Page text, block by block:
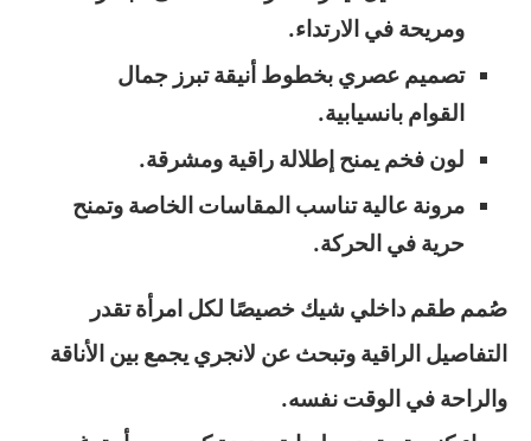
ومريحة في الارتداء.
تصميم عصري بخطوط أنيقة تبرز جمال
القوام بانسيابية.
لون فخم يمنح إطلالة راقية ومشرقة.
مرونة عالية تناسب المقاسات الخاصة وتمنح
حرية في الحركة.
صُمم طقم داخلي شيك خصيصًا لكل امرأة تقدر
التفاصيل الراقية وتبحث عن لانجري يجمع بين الأناقة
والراحة في الوقت نفسه.